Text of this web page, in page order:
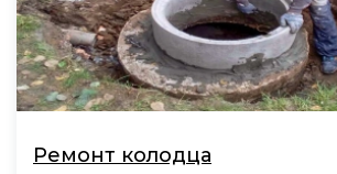
Ремонт колодца